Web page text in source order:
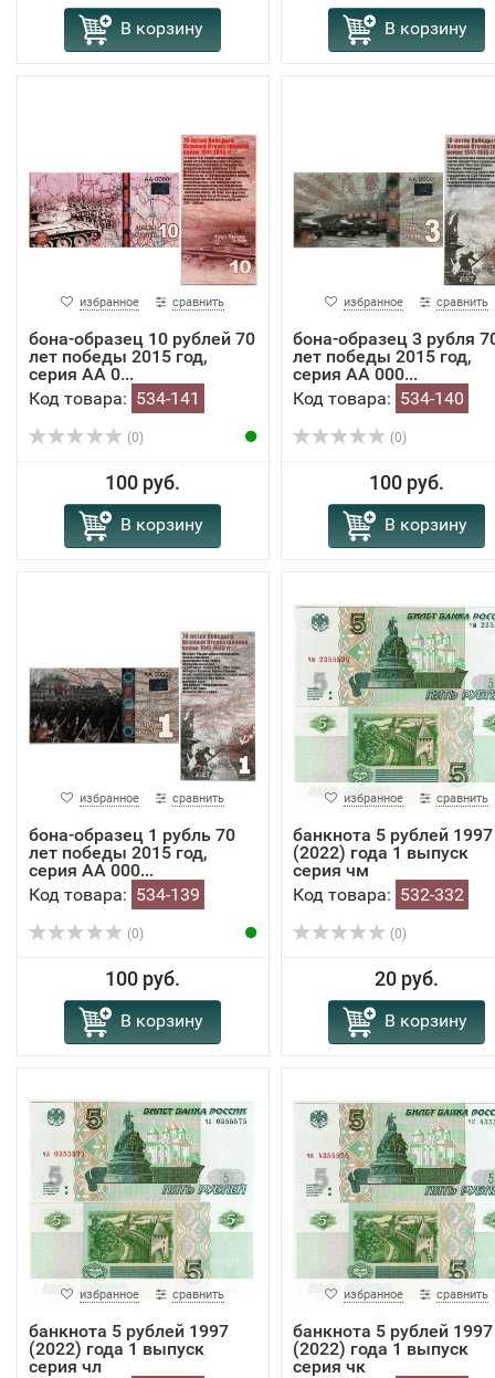
В корзину В корзину
избранное сравнить
бона-образец 10 рублей 70
лет победы 2015 год,
серия АА 0...
Код товара: 534-141
(0)
100 руб.
В корзину
избранное сравнить
бона-образец 3 рубля
лет победы 2015 год,
серия АА 000...
Код товара: 534-140
(0)
100 руб.
В корзину
избранное сравнить
бона-образец 1 рубль 70
лет победы 2015 год,
серия АА 000...
Код товара: 534-139
(0)
100 руб.
В корзину
избранное сравнить
банкнота 5 рублей 1997
(2022) года 1 выпуск
серия чм
Код товара: 532-332
(0)
20 руб.
В корзину
избранное сравнить
банкнота 5 рублей 1997
(2022) года 1 выпуск
серия чл
избранное сравнить
банкнота 5 рублей 1997
(2022) года 1 выпуск
серия чк